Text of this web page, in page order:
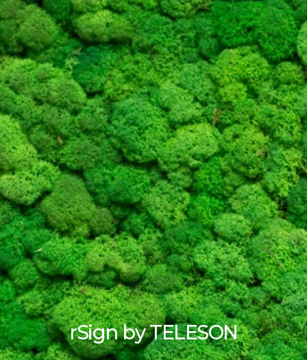
rSign by TELESON